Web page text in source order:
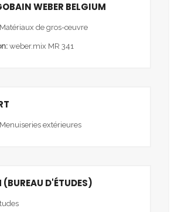
WEBER BELGIUM
de gros-œuvre
weber.mix MR 341
extérieures
(BUREAU D'ÉTUDES)